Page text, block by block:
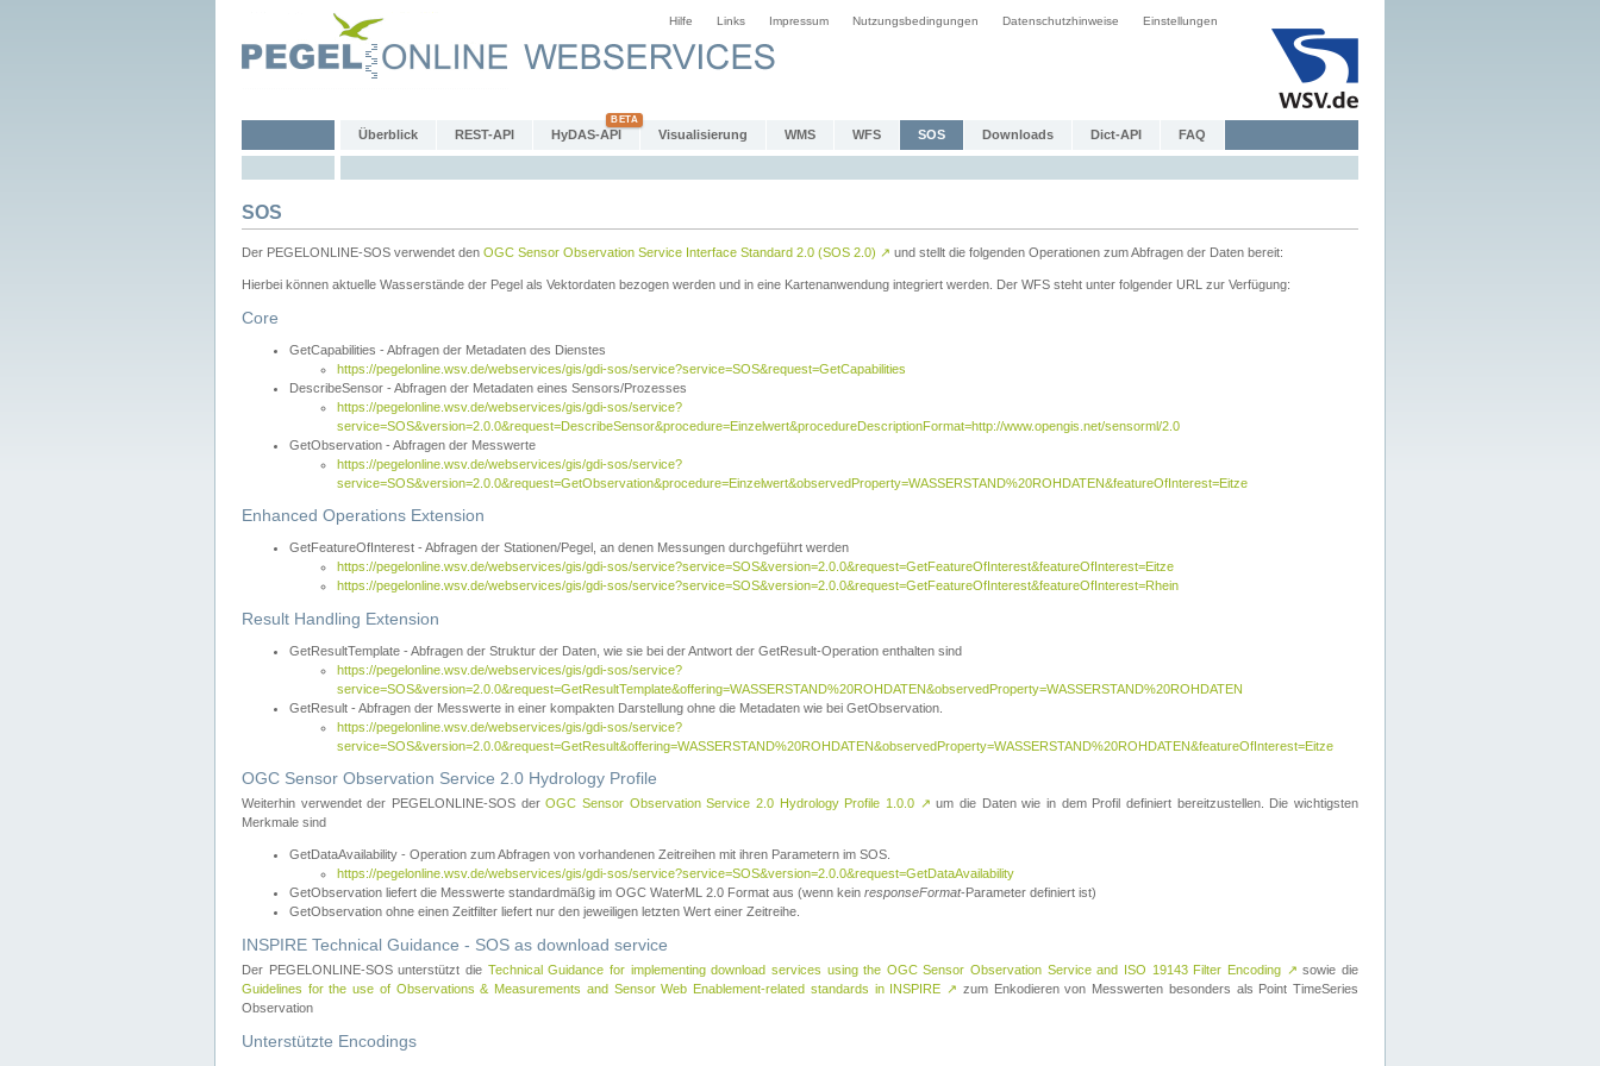
Hilfe Links Impressum Nutzungsbedingungen Datenschutzhinweise Einstellungen
Überblick REST-API HyDAS-API Visualisierung WMS WFS SOS Downloads Dict-API FAQ
SOS
Der PEGELONLINE-SOS verwendet den OGC Sensor Observation Service Interface Standard 2.0 (SOS 2.0) ↗ und stellt die folgenden Operationen zum Abfragen der Daten bereit:
Hierbei können aktuelle Wasserstände der Pegel als Vektordaten bezogen werden und in eine Kartenanwendung integriert werden. Der WFS steht unter folgender URL zur Verfügung:
Core
GetCapabilities - Abfragen der Metadaten des Dienstes
https://pegelonline.wsv.de/webservices/gis/gdi-sos/service?service=SOS&request=GetCapabilities
DescribeSensor - Abfragen der Metadaten eines Sensors/Prozesses
https://pegelonline.wsv.de/webservices/gis/gdi-sos/service?
service=SOS&version=2.0.0&request=DescribeSensor&procedure=Einzelwert&procedureDescriptionFormat=http://www.opengis.net/sensorml/2.0
GetObservation - Abfragen der Messwerte
https://pegelonline.wsv.de/webservices/gis/gdi-sos/service?
service=SOS&version=2.0.0&request=GetObservation&procedure=Einzelwert&observedProperty=WASSERSTAND%20ROHDATEN&featureOfInterest=Eitze
Enhanced Operations Extension
GetFeatureOfInterest - Abfragen der Stationen/Pegel, an denen Messungen durchgeführt werden
https://pegelonline.wsv.de/webservices/gis/gdi-sos/service?service=SOS&version=2.0.0&request=GetFeatureOfInterest&featureOfInterest=Eitze
https://pegelonline.wsv.de/webservices/gis/gdi-sos/service?service=SOS&version=2.0.0&request=GetFeatureOfInterest&featureOfInterest=Rhein
Result Handling Extension
GetResultTemplate - Abfragen der Struktur der Daten, wie sie bei der Antwort der GetResult-Operation enthalten sind
https://pegelonline.wsv.de/webservices/gis/gdi-sos/service?
service=SOS&version=2.0.0&request=GetResultTemplate&offering=WASSERSTAND%20ROHDATEN&observedProperty=WASSERSTAND%20ROHDATEN
GetResult - Abfragen der Messwerte in einer kompakten Darstellung ohne die Metadaten wie bei GetObservation.
https://pegelonline.wsv.de/webservices/gis/gdi-sos/service?
service=SOS&version=2.0.0&request=GetResult&offering=WASSERSTAND%20ROHDATEN&observedProperty=WASSERSTAND%20ROHDATEN&featureOfInterest=Eitze
OGC Sensor Observation Service 2.0 Hydrology Profile
Weiterhin verwendet der PEGELONLINE-SOS derOGC Sensor Observation Service 2.0 Hydrology Profile 1.0.0 ↗ um die Daten wie in dem Profil definiert bereitzustellen. Die wichtigsten
Merkmale sind
GetDataAvailability - Operation zum Abfragen von vorhandenen Zeitreihen mit ihren Parametern im SOS.
https://pegelonline.wsv.de/webservices/gis/gdi-sos/service?service=SOS&version=2.0.0&request=GetDataAvailability
GetObservation liefert die Messwerte standardmäßig im OGC WaterML 2.0 Format aus (wenn kein responseFormat-Parameter definiert ist)
GetObservation ohne einen Zeitfilter liefert nur den jeweiligen letzten Wert einer Zeitreihe.
INSPIRE Technical Guidance - SOS as download service
Der PEGELONLINE-SOS unterstützt die Technical Guidance for implementing download services using the OGC Sensor Observation Service and ISO 19143 Filter Encoding ↗ sowie die
Guidelines for the use of Observations & Measurements and Sensor Web Enablement-related standards in INSPIRE ↗ zum Enkodieren von Messwerten besonders als Point TimeSeries
Observation
Unterstützte Encodings